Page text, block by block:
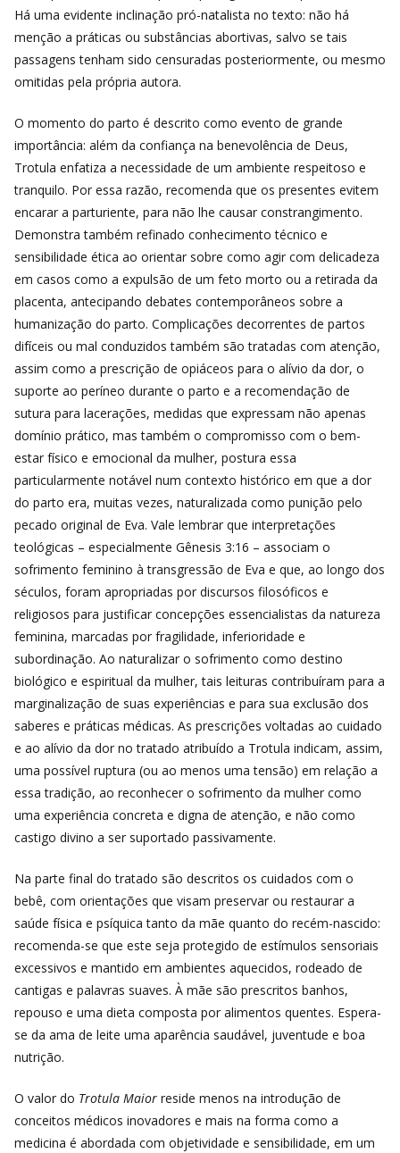
Há uma evidente inclinação pró-natalista no texto: não há
menção a práticas ou substâncias abortivas, salvo se tais
passagens tenham sido censuradas posteriormente, ou mesmo
omitidas pela própria autora.
O momento do parto é descrito como evento de grande
importância: além da confiança na benevolência de Deus,
Trotula enfatiza a necessidade de um ambiente respeitoso e
tranquilo. Por essa razão, recomenda que os presentes evitem
encarar a parturiente, para não lhe causar constrangimento.
Demonstra também refinado conhecimento técnico e
sensibilidade ética ao orientar sobre como agir com delicadeza
em casos como a expulsão de um feto morto ou a retirada da
placenta, antecipando debates contemporâneos sobre a
humanização do parto. Complicações decorrentes de partos
difíceis ou mal conduzidos também são tratadas com atenção,
assim como a prescrição de opiáceos para o alívio da dor, o
suporte ao períneo durante o parto e a recomendação de
sutura para lacerações, medidas que expressam não apenas
domínio prático, mas também o compromisso com o bem-
estar físico e emocional da mulher, postura essa
particularmente notável num contexto histórico em que a dor
do parto era, muitas vezes, naturalizada como punição pelo
pecado original de Eva. Vale lembrar que interpretações
teológicas – especialmente Gênesis 3:16 – associam o
sofrimento feminino à transgressão de Eva e que, ao longo dos
séculos, foram apropriadas por discursos filosóficos e
religiosos para justificar concepções essencialistas da natureza
feminina, marcadas por fragilidade, inferioridade e
subordinação. Ao naturalizar o sofrimento como destino
biológico e espiritual da mulher, tais leituras contribuíram para a
marginalização de suas experiências e para sua exclusão dos
saberes e práticas médicas. As prescrições voltadas ao cuidado
e ao alívio da dor no tratado atribuído a Trotula indicam, assim,
uma possível ruptura (ou ao menos uma tensão) em relação a
essa tradição, ao reconhecer o sofrimento da mulher como
uma experiência concreta e digna de atenção, e não como
castigo divino a ser suportado passivamente.
Na parte final do tratado são descritos os cuidados com o
bebê, com orientações que visam preservar ou restaurar a
saúde física e psíquica tanto da mãe quanto do recém-nascido:
recomenda-se que este seja protegido de estímulos sensoriais
excessivos e mantido em ambientes aquecidos, rodeado de
cantigas e palavras suaves. À mãe são prescritos banhos,
repouso e uma dieta composta por alimentos quentes. Espera-
se da ama de leite uma aparência saudável, juventude e boa
nutrição.
O valor do Trotula Maior reside menos na introdução de
conceitos médicos inovadores e mais na forma como a
medicina é abordada com objetividade e sensibilidade, em um